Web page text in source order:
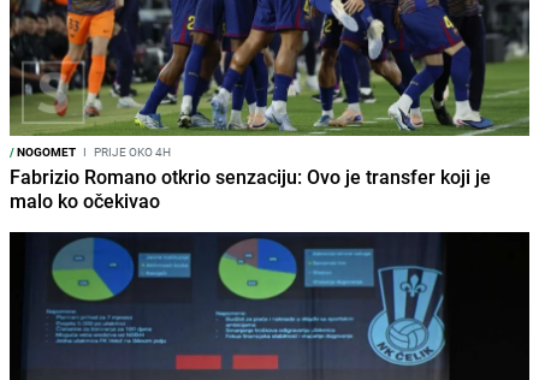
/NOGOMET I PRIJE OKO 4H
Fabrizio Romano otkrio senzaciju: Ovo je transfer koji je
malo ko očekivao